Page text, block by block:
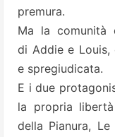
premura.
Ma la comunità
di Addie e Louis,
e spregiudicata.
E i due
la propria
della Pianura,